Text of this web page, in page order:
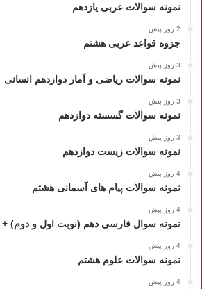
نمونه سوالات عربی یازدهم
2 روز پیش
جزوه قواعد عربی هشتم
3 روز پیش
نمونه سوالات ریاضی و آمار دوازدهم انسانی
3 روز پیش
نمونه سوالات گسسته دوازدهم
3 روز پیش
نمونه سوالات زیست دوازدهم
4 روز پیش
نمونه سوالات پیام های آسمانی هشتم
4 روز پیش
نمونه سوال فارسی دهم (نوبت اول و دوم) +
4 روز پیش
نمونه سوالات علوم هشتم
4 روز پیش